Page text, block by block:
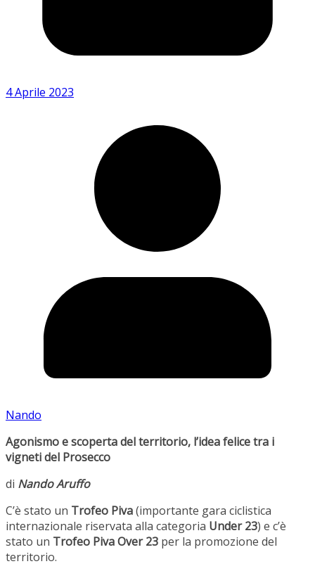
4 Aprile 2023
Nando
Agonismo e scoperta del territorio, l’idea felice tra i
vigneti del Prosecco
di Nando Aruffo
C’è stato un Trofeo Piva(importante gara ciclistica
internazionale riservata alla categoria Under 23) e c’è
stato un Trofeo Piva Over 23 per la promozione del
territorio.